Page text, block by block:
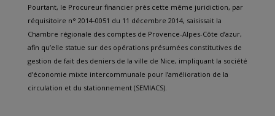
Pourtant, le Procureur financier près cette même juridiction, par
réquisitoire n° 2014-0051 du 11 décembre 2014, saisissait la
Chambre régionale des comptes de Provence-Alpes-Côte d’azur,
afin qu’elle statue sur des opérations présumées constitutives de
gestion de fait des deniers de la ville de Nice, impliquant la société
d’économie mixte intercommunale pour l’amélioration de la
circulation et du stationnement (SEMIACS).